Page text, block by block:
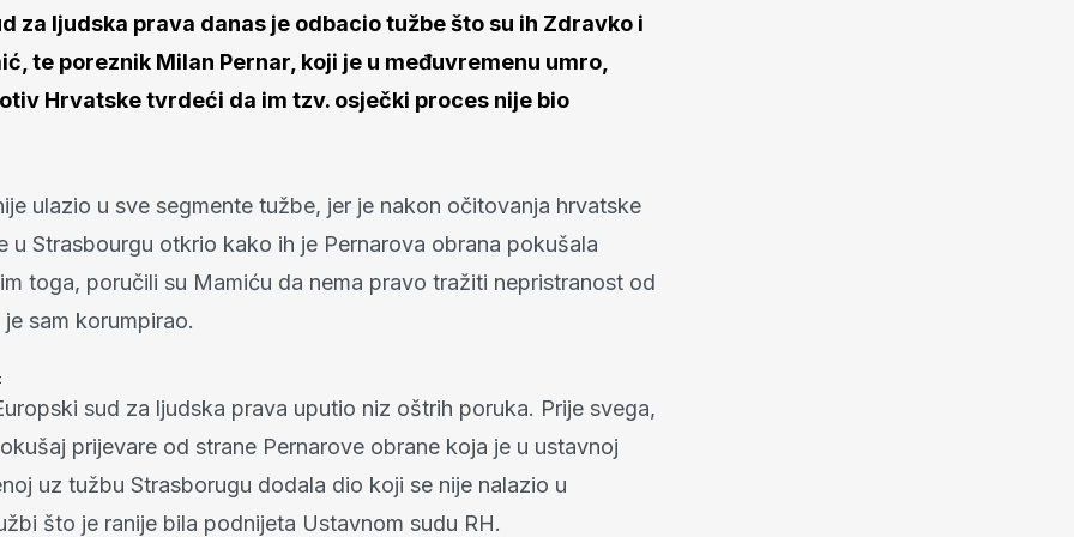
za ljudska prava danas je odbacio tužbe što su ih Zdravko i
te poreznik Milan Pernar, koji je u međuvremenu umro,
Hrvatske tvrdeći da im tzv. osječki proces nije bio
ulazio u sve segmente tužbe, jer je nakon očitovanja hrvatske
u Strasbourgu otkrio kako ih je Pernarova obrana pokušala
toga, poručili su Mamiću da nema pravo tražiti nepristranost od
sam korumpirao.
sud za ljudska prava uputio niz oštrih poruka. Prije svega,
prijevare od strane Pernarove obrane koja je u ustavnoj
uz tužbu Strasborugu dodala dio koji se nije nalazio u
što je ranije bila podnijeta Ustavnom sudu RH.